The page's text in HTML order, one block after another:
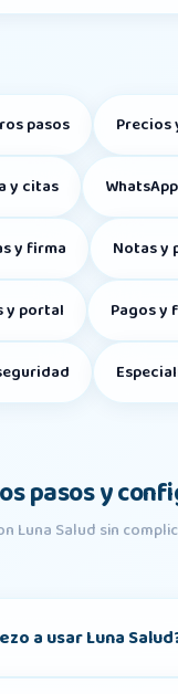
pasos Precios
y citas
y firma Notas y
y portal Pagos y
pasos y
Luna Salud sin
a usar Luna